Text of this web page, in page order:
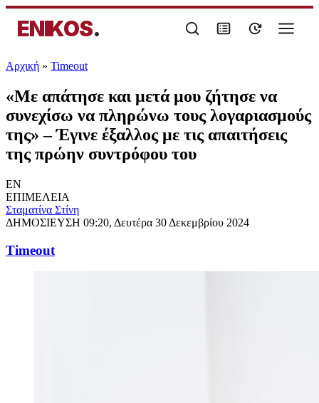
ENIKOS.
Αρχική » Timeout
«Με απάτησε και μετά μου ζήτησε να
συνεχίσω να πληρώνω τους λογαριασμούς
της» – Έγινε έξαλλος με τις απαιτήσεις
της πρώην συντρόφου του
EN
ΕΠΙΜΕΛΕΙΑ
Σταματίνα Στίνη
ΔΗΜΟΣΙΕΥΣΗ 09:20, Δευτέρα 30 Δεκεμβρίου 2024
Timeout